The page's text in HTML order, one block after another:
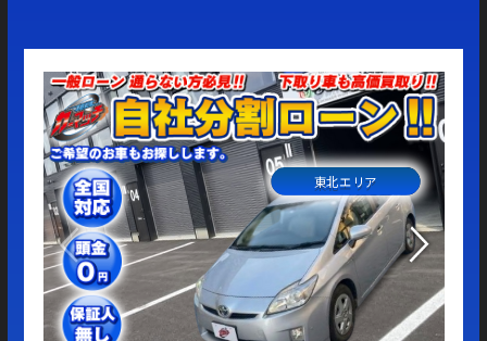
東北エリア